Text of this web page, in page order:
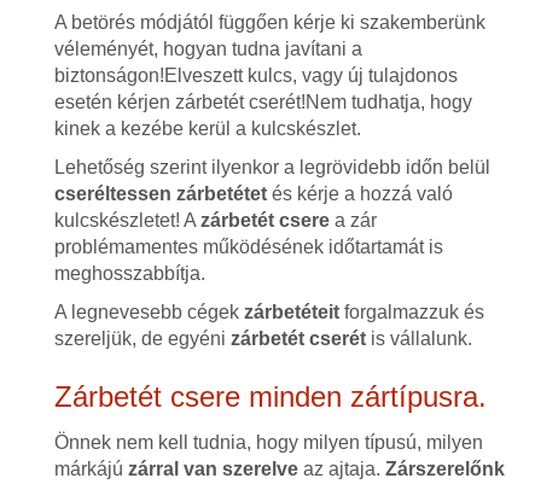
A betörés módjától függően kérje ki szakemberünk
véleményét, hogyan tudna javítani a
biztonságon!Elveszett kulcs, vagy új tulajdonos
esetén kérjen zárbetét cserét!Nem tudhatja, hogy
kinek a kezébe kerül a kulcskészlet.
Lehetőség szerint ilyenkor a legrövidebb időn belül
cseréltessen zárbetétetés kérje a hozzá való
kulcskészletet! A zárbetét cserea zár
problémamentes működésének időtartamát is
meghosszabbítja.
A legnevesebb cégek zárbetéteitforgalmazzuk és
szereljük, de egyéni zárbetét cserétis vállalunk.
Zárbetét csere minden zártípusra.
Önnek nem kell tudnia, hogy milyen típusú, milyen
márkájú zárral van szerelveaz ajtaja. Zárszerelőnk